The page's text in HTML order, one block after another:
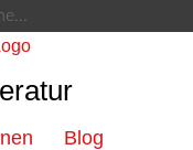
Blog